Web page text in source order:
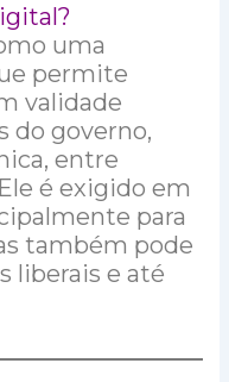
uma
permite
validade
do governo,
entre
é exigido em
para
também pode
liberais e até